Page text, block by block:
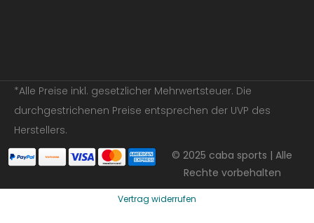
*Alle Preise inkl. gesetzlicher Mehrwertsteuer. Die
durchgestrichenen Preise entsprechen der UVP des
Herstellers.
© 2025 caba sports | Alle
Rechte vorbehalten
Vertrag widerrufen